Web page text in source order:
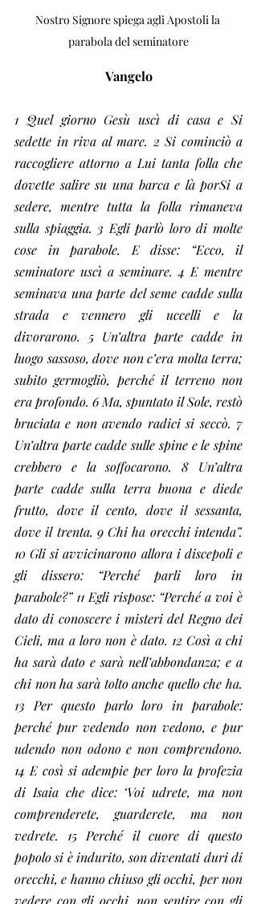
Nostro Signore spiega agli Apostoli la
parabola del seminatore
Vangelo
1 Quel giorno Gesù uscì di casa e Si
sedette in riva al mare. 2 Si cominciò a
raccogliere attorno a Lui tanta folla che
dovette salire su una barca e là porSi a
sedere, mentre tutta la folla rimaneva
sulla spiaggia. 3 Egli parlò loro di molte
cose in parabole. E disse: “Ecco, il
seminatore uscì a seminare. 4 E mentre
seminava una parte del seme cadde sulla
strada e vennero gli uccelli e la
divorarono. 5 Un’altra parte cadde in
luogo sassoso, dove non c’era molta terra;
subito germogliò, perché il terreno non
era profondo. 6 Ma, spuntato il Sole, restò
bruciata e non avendo radici si seccò. 7
Un’altra parte cadde sulle spine e le spine
crebbero e la soffocarono. 8 Un’altra
parte cadde sulla terra buona e diede
frutto, dove il cento, dove il sessanta,
dove il trenta. 9 Chi ha orecchi intenda”.
10 Gli si avvicinarono allora i discepoli e
gli dissero: “Perché parli loro in
parabole?” 11 Egli rispose: “Perché a voi è
dato di conoscere i misteri del Regno dei
Cieli, ma a loro non è dato. 12 Così a chi
ha sarà dato e sarà nell’abbondanza; e a
chi non ha sarà tolto anche quello che ha.
13 Per questo parlo loro in parabole:
perché pur vedendo non vedono, e pur
udendo non odono e non comprendono.
14 E così si adempie per loro la profezia
di Isaia che dice: ‘Voi udrete, ma non
comprenderete, guarderete, ma non
vedrete. 15 Perché il cuore di questo
popolo si è indurito, son diventati duri di
orecchi, e hanno chiuso gli occhi, per non
vedere con gli occhi, non sentire con gli